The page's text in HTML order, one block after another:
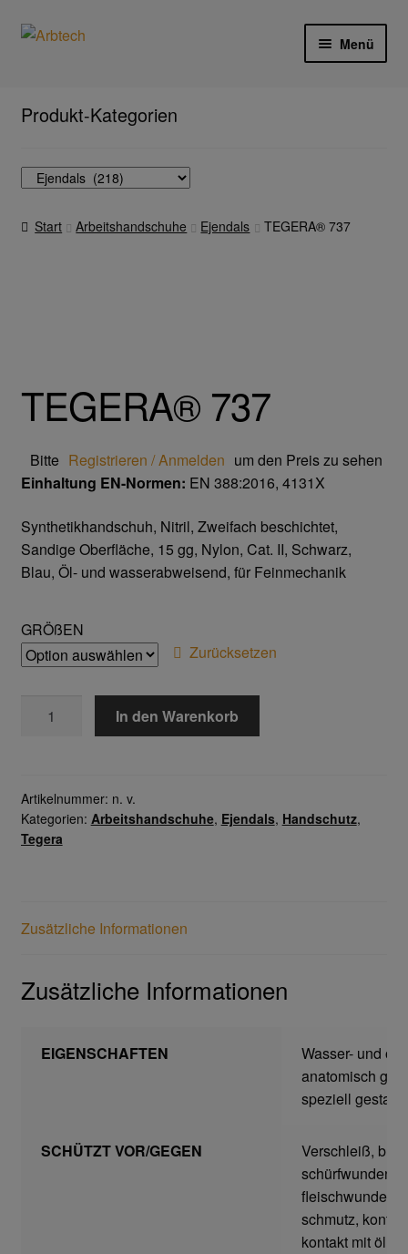
Zur
Zum
Menü
Aktionen und Angebote
Anfahrt
Trikot- Jersey- Strick- & Lederhandschuhe
Arbeitsschuhe/Sicherheitsschuhe
Abeba Berufsschuhe
Abeba ESD Schuhe
Cofra Sicherheitsschuhe
Jalas Sicherheitschuhe
Moldex
James & Nicholson
Planam
Datenschutzerklärung
Produkt-Kategorien
Start Arbeitshandschuhe Ejendals TEGERA® 737
TEGERA® 737
Bitte Registrieren / Anmelden um den Preis zu sehen
Einhaltung EN-Normen: EN 388:2016, 4131X
Synthetikhandschuh, Nitril, Zweifach beschichtet,
Sandige Oberfläche, 15 gg, Nylon, Cat. II, Schwarz,
Blau, Öl- und wasserabweisend, für Feinmechanik
GRÖßEN
Zurücksetzen
In den Warenkorb
Artikelnummer: n. v.
Kategorien: Arbeitshandschuhe, Ejendals, Handschutz,
Tegera
Zusätzliche Informationen
Zusätzliche Informationen
EIGENSCHAFTEN
Wasser- und
anatomisch
speziell
SCHÜTZT VOR/GEGEN
Verschleiß,
schürfwunden,
fleischwunden,
schmutz,
kontakt mit öl